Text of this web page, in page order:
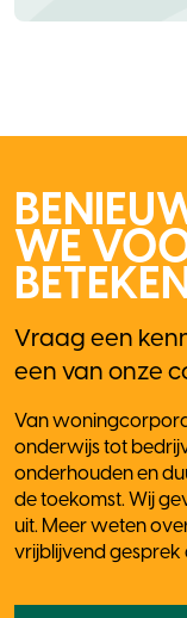
WE
Vraag een
een van onze
Van
onderwijs tot
onderhouden en
de toekomst. Wij
uit. Meer weten
vrijblijvend gesprek